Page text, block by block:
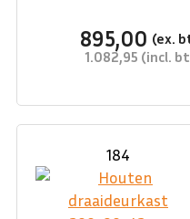
895,00
1.082,95
184